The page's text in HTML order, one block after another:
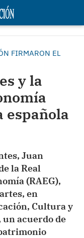
FIRMARON EL
y la
española
Juan
la Real
(RAEG),
en
Cultura y
un acuerdo de